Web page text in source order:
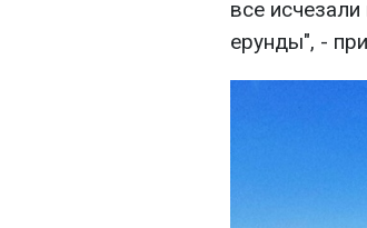
все
ерунды", -